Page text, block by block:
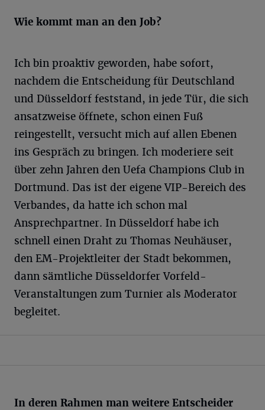
Wie kommt man an den Job?
Ich bin proaktiv geworden, habe sofort,
nachdem die Entscheidung für Deutschland
und Düsseldorf feststand, in jede Tür, die sich
ansatzweise öffnete, schon einen Fuß
reingestellt, versucht mich auf allen Ebenen
ins Gespräch zu bringen. Ich moderiere seit
über zehn Jahren den Uefa Champions Club in
Dortmund. Das ist der eigene VIP-Bereich des
Verbandes, da hatte ich schon mal
Ansprechpartner. In Düsseldorf habe ich
schnell einen Draht zu Thomas Neuhäuser,
den EM-Projektleiter der Stadt bekommen,
dann sämtliche Düsseldorfer Vorfeld-
Veranstaltungen zum Turnier als Moderator
begleitet.
In deren Rahmen man weitere Entscheider